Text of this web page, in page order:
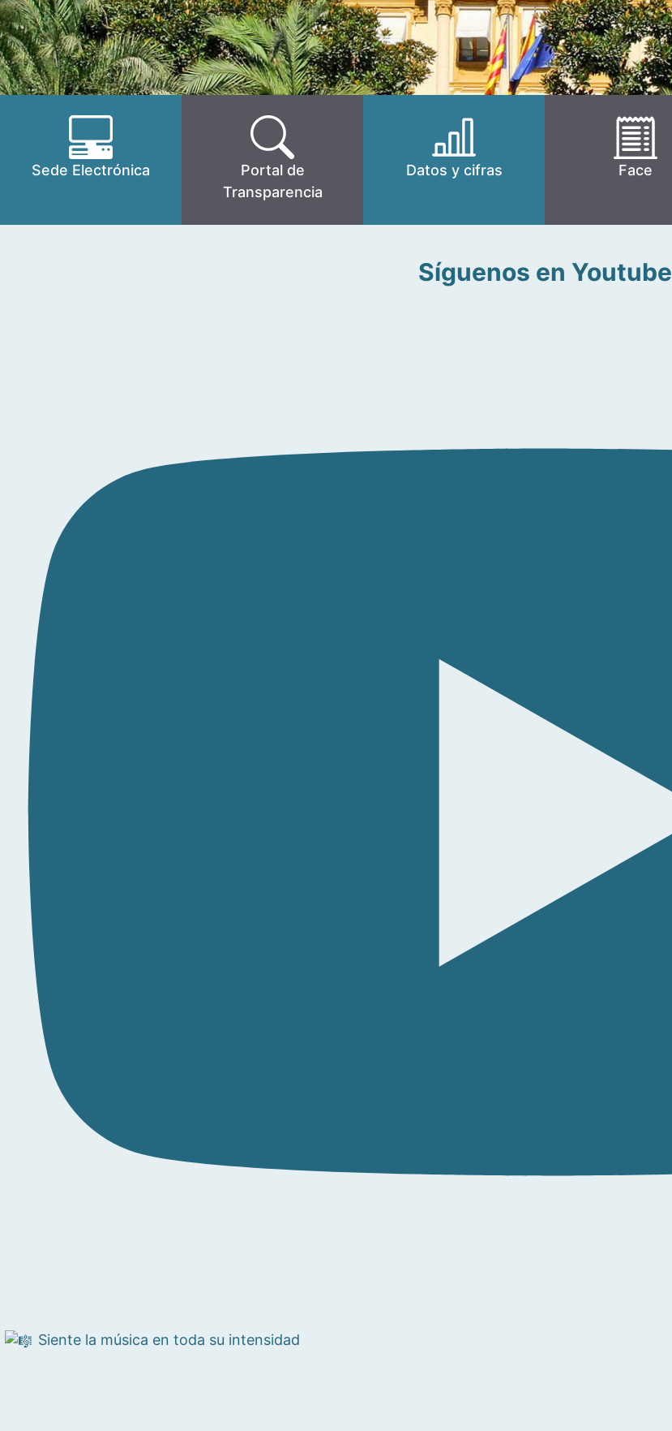
Sede Electrónica
Portal de
Transparencia
Datos y cifras Face
Síguenos en Youtube
Siente la música en toda su intensidad